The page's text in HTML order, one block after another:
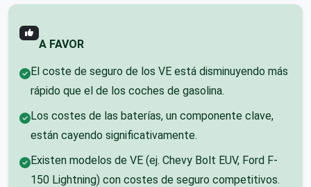
A FAVOR
El coste de seguro de los VE está disminuyendo más
rápido que el de los coches de gasolina.
Los costes de las baterías, un componente clave,
están cayendo significativamente.
Existen modelos de VE (ej. Chevy Bolt EUV, Ford F-
150 Lightning) con costes de seguro competitivos.